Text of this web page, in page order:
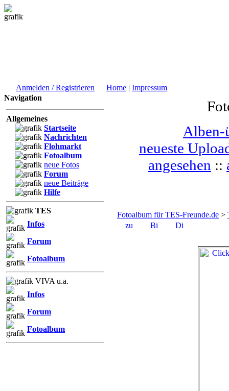
Anmelden / Registrieren Home | Impressum
Navigation
Allgemeines
Startseite
Nachrichten
Flohmarkt
Fotoalbum
neue Fotos
Forum
neue Beiträge
Hilfe
TES
Infos
Forum
Fotoalbum
VIVA u.a.
Infos
Forum
Fotoalbum
Alben-
neueste
angesehen ::
Fotoalbum für TES-Freunde.de >